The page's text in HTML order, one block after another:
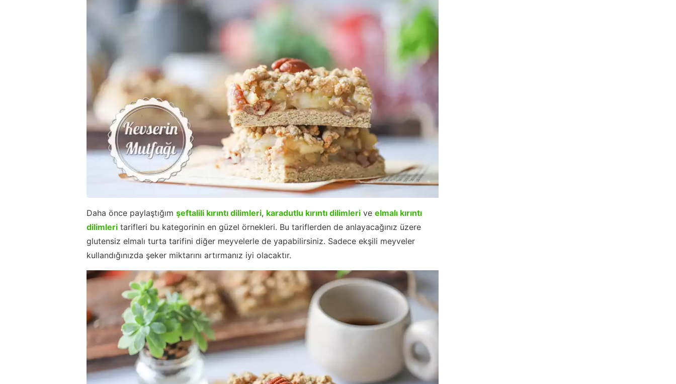
Daha önce paylaştığım şeftalili kırıntı dilimleri, karadutlu kırıntı dilimleri ve elmalı kırıntı
dilimleri tarifleri bu kategorinin en güzel örnekleri. Bu tariflerden de anlayacağınız üzere
glutensiz elmalı turta tarifini diğer meyvelerle de yapabilirsiniz. Sadece ekşili meyveler
kullandığınızda şeker miktarını artırmanız iyi olacaktır.